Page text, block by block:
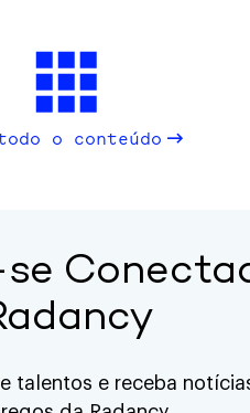
o conteúdo
talentos e receba